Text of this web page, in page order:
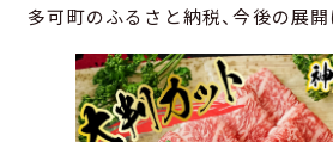
多可町のふるさと納税、今後の展開